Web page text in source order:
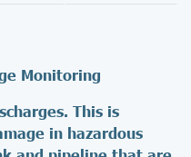
Monitoring
This is
in hazardous